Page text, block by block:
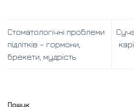
Стоматологічні проблеми
підлітків – гормони,
брекети, мудрість
Пошук